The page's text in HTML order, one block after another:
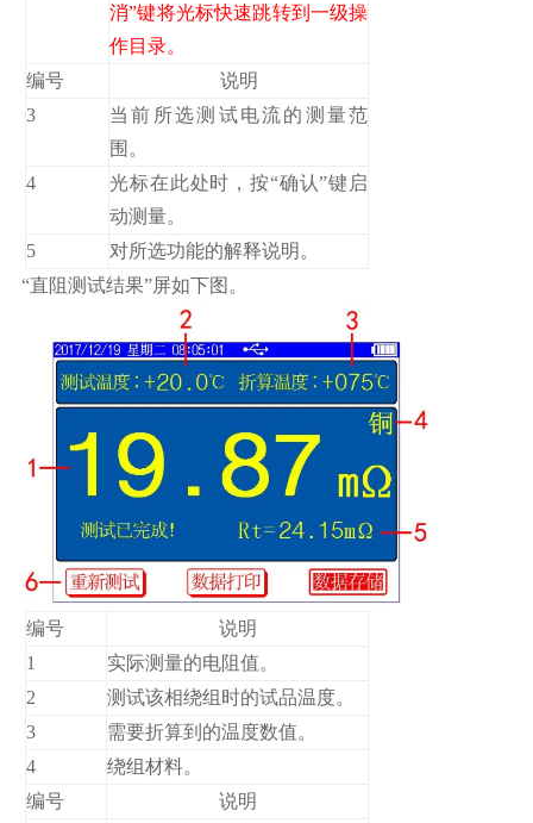
消”键将光标快速跳转到一级操
作目录。
编号
说明
3
当前所选测试电流的测量范
围。
4
光标在此处时，按“确认”键启
动测量。
5
对所选功能的解释说明。
“直阻测试结果”屏如下图。
编号
说明
1
实际测量的电阻值。
2
测试该相绕组时的试品温度。
3
需要折算到的温度数值。
4
绕组材料。
编号
说明